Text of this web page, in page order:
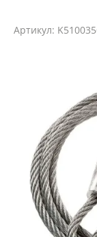
Артикул: